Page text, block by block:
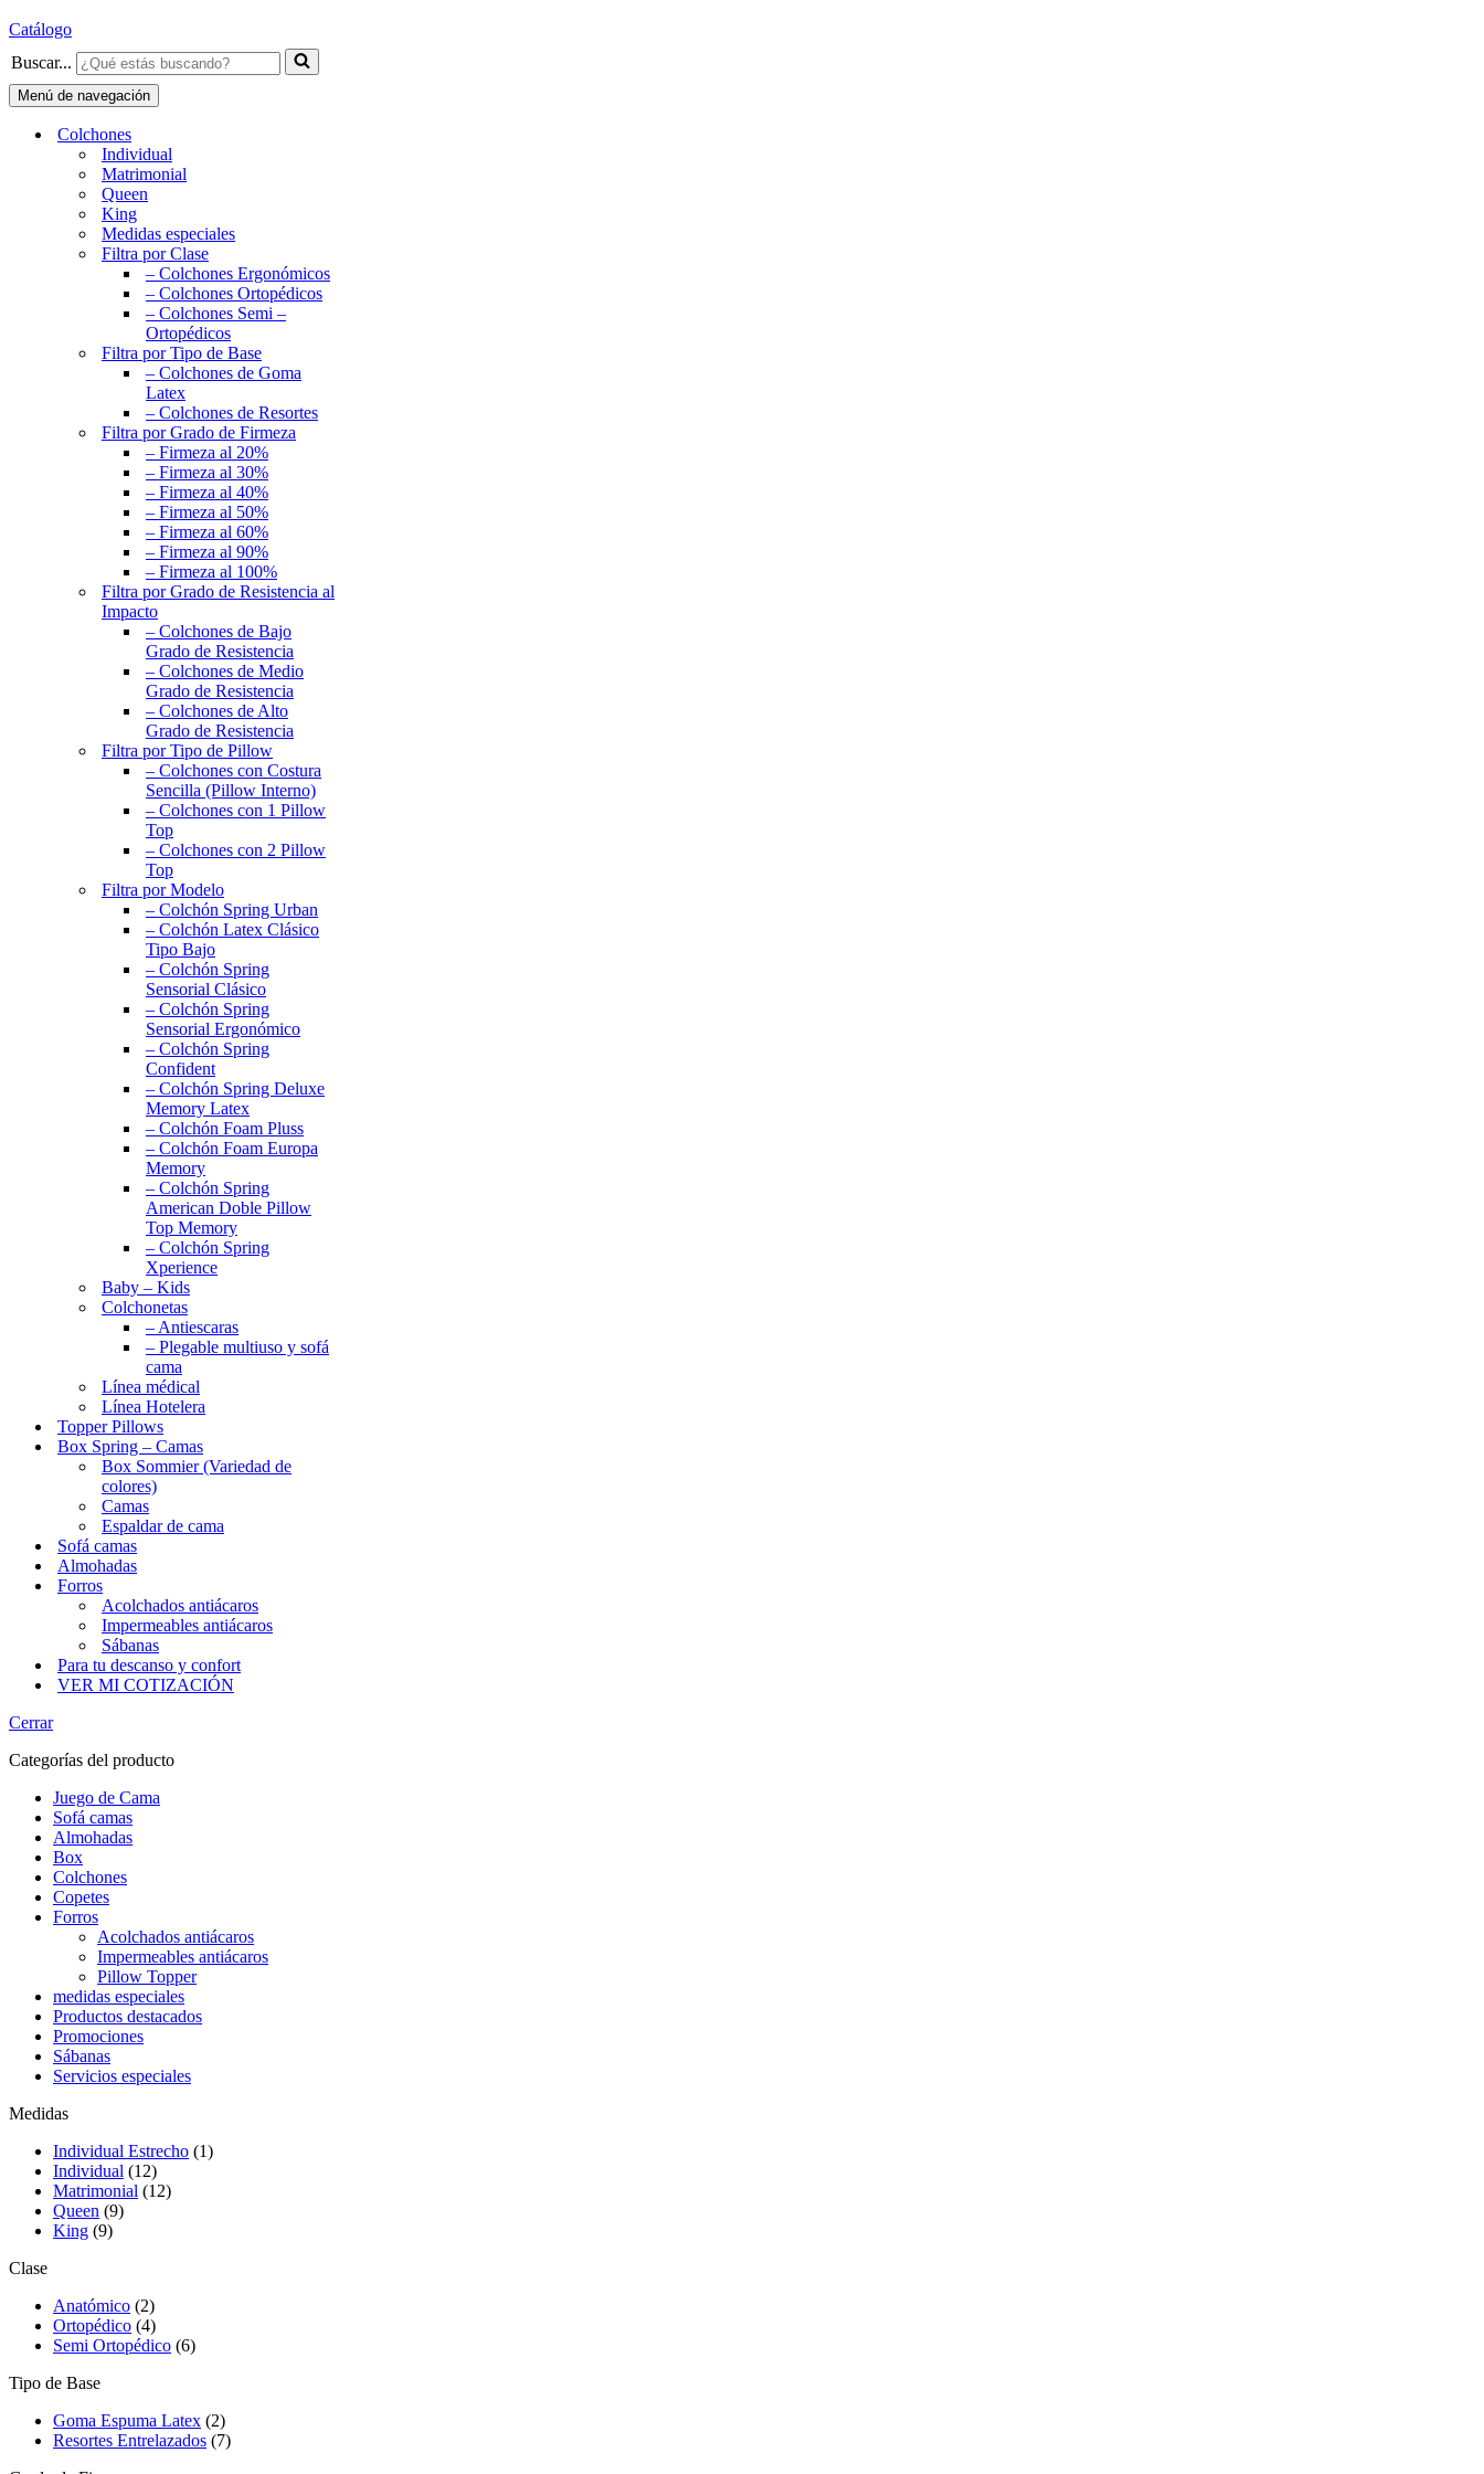
Catálogo
Buscar...
Menú de navegación
Colchones
Individual
Matrimonial
Queen
King
Medidas especiales
Filtra por Clase
– Colchones Ergonómicos
– Colchones Ortopédicos
– Colchones Semi –
Ortopédicos
Filtra por Tipo de Base
– Colchones de Goma
Latex
– Colchones de Resortes
Filtra por Grado de Firmeza
– Firmeza al 20%
– Firmeza al 30%
– Firmeza al 40%
– Firmeza al 50%
– Firmeza al 60%
– Firmeza al 90%
– Firmeza al 100%
Filtra por Grado de Resistencia al
Impacto
– Colchones de Bajo
Grado de Resistencia
– Colchones de Medio
Grado de Resistencia
– Colchones de Alto
Grado de Resistencia
Filtra por Tipo de Pillow
– Colchones con Costura
Sencilla (Pillow Interno)
– Colchones con 1 Pillow
Top
– Colchones con 2 Pillow
Top
Filtra por Modelo
– Colchón Spring Urban
– Colchón Latex Clásico
Tipo Bajo
– Colchón Spring
Sensorial Clásico
– Colchón Spring
Sensorial Ergonómico
– Colchón Spring
Confident
– Colchón Spring Deluxe
Memory Latex
– Colchón Foam Pluss
– Colchón Foam Europa
Memory
– Colchón Spring
American Doble Pillow
Top Memory
– Colchón Spring
Xperience
Baby – Kids
Colchonetas
– Antiescaras
– Plegable multiuso y sofá
cama
Línea médical
Línea Hotelera
Topper Pillows
Box Spring – Camas
Box Sommier (Variedad de
colores)
Camas
Espaldar de cama
Sofá camas
Almohadas
Forros
Acolchados antiácaros
Impermeables antiácaros
Sábanas
Para tu descanso y confort
VER MI COTIZACIÓN
Cerrar
Categorías del producto
Juego de Cama
Sofá camas
Almohadas
Box
Colchones
Copetes
Forros
Acolchados antiácaros
Impermeables antiácaros
Pillow Topper
medidas especiales
Productos destacados
Promociones
Sábanas
Servicios especiales
Medidas
Individual Estrecho (1)
Individual (12)
Matrimonial (12)
Queen (9)
King (9)
Clase
Anatómico (2)
Ortopédico (4)
Semi Ortopédico (6)
Tipo de Base
Goma Espuma Latex (2)
Resortes Entrelazados (7)